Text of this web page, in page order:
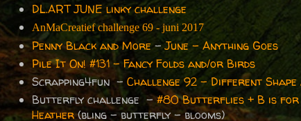
DL.ART JUNE linky challenge
AnMaCreatief challenge 69 - juni 2017
Penny Black and More -June - Anything Goes
Pile It On! #131 - Fancy Folds and/or Birds
Scrapping4fun - Challenge 92 - Different Shape
Butterfly challenge - #80 Butterflies + B is for
Heather(bling - butterfly - blooms)